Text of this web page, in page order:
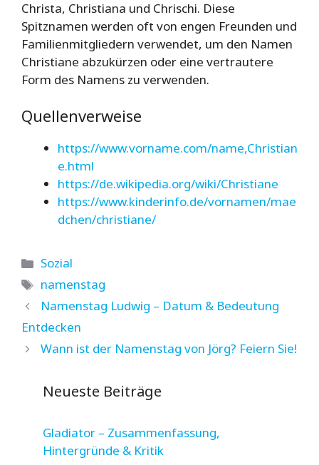
Christa, Christiana und Chrischi. Diese
Spitznamen werden oft von engen Freunden und
Familienmitgliedern verwendet, um den Namen
Christiane abzukürzen oder eine vertrautere
Form des Namens zu verwenden.
Quellenverweise
https://www.vorname.com/name,Christian
e.html
https://de.wikipedia.org/wiki/Christiane
https://www.kinderinfo.de/vornamen/mae
dchen/christiane/
Kategorien
Sozial
Schlagwörter
namenstag
Namenstag Ludwig – Datum & Bedeutung
Entdecken
Wann ist der Namenstag von Jörg? Feiern Sie!
Neueste Beiträge
Gladiator – Zusammenfassung,
Hintergründe & Kritik